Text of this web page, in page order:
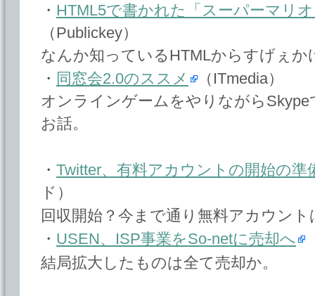
・ HTML5で書かれた「スーパーマリ
（Publickey）
なんか知っているHTMLからすげぇか
・ 同窓会2.0のススメ
（ITmedia）
オンラインゲームをやりながら
お話。
・ Twitter、有料アカウントの開始の準
ド）
回収開始？今まで通り無料アカウン
・ USEN、ISP事業をSo-netに売却へ
結局拡大したものは全て売却か。